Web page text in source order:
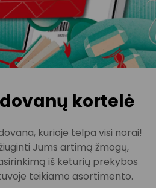
dovanų kortelė
kurioje telpa visi norai!
Jums artimą žmogų,
iš keturių prekybos
teikiamo asortimento.